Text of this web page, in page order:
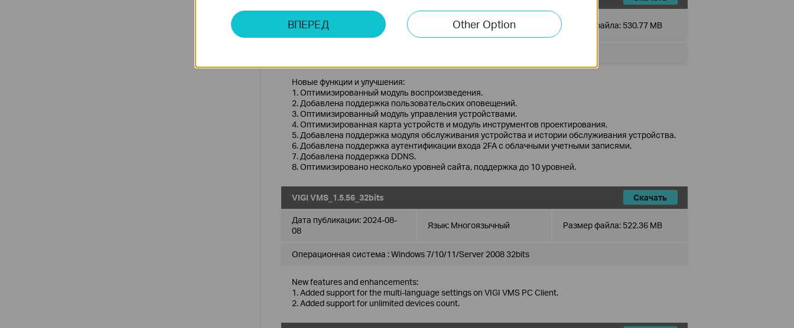
Дата публикации:
2024-11-
28
Многоязычный Размер файла: 530.77 MB
Новые функции и улучшения:
1. Оптимизированный модуль воспроизведения.
2. Добавлена ​​поддержка пользовательских оповещений.
3. Оптимизированный модуль управления устройствами.
4. Оптимизированная карта устройств и модуль инструментов проектирования.
5. Добавлена ​​поддержка модуля обслуживания устройства и истории обслуживания устройства.
6. Добавлена ​​поддержка аутентификации входа 2FA с облачными учетными записями.
7. Добавлена ​​поддержка DDNS.
8. Оптимизировано несколько уровней сайта, поддержка до 10 уровней.
VIGI VMS_1.5.56_32bits Скачать
Дата публикации: 2024-08-
08
Язык: Многоязычный Размер файла: 522.36 MB
Операционная система : Windows 7/10/11/Server 2008 32bits
New features and enhancements:
1. Added support for the multi-language settings on VIGI VMS PC Client.
2. Added support for unlimited devices count.
ВПЕРЕД Other Option